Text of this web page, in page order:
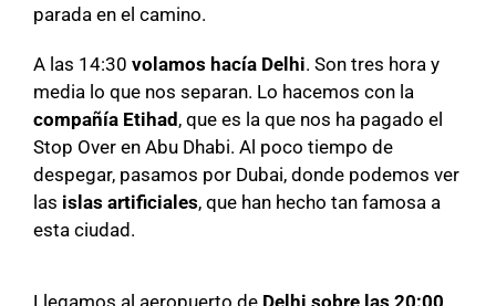
parada en el camino.
A las 14:30 volamos hacía Delhi. Son tres hora y
media lo que nos separan. Lo hacemos con la
compañía Etihad , que es la que nos ha pagado el
Stop Over en Abu Dhabi. Al poco tiempo de
despegar, pasamos por Dubai, donde podemos ver
las islas artificiales, que han hecho tan famosa a
esta ciudad.